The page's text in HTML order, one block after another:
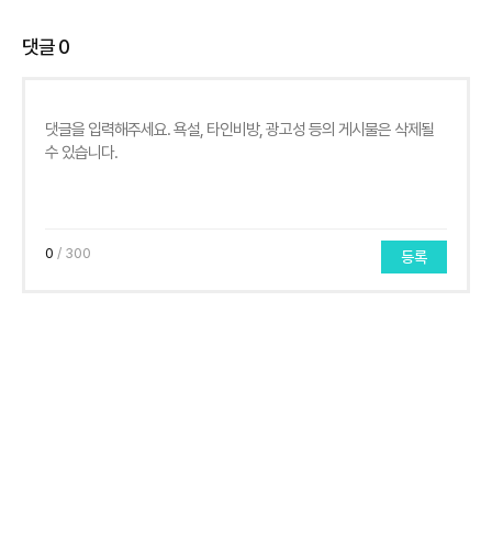
댓글0
0 / 300 등록